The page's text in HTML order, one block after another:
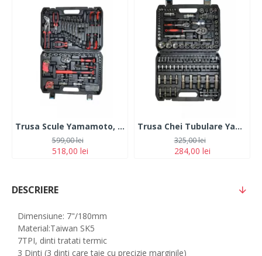
Trusa Scule Yamamoto, 92 Piese
518,00 lei
599,00 lei
Trusa Chei Tubulare Yamamoto, 108 piese
284,00 lei
325,00 lei
DESCRIERE
Dimensiune: 7"/180mm
Material:Taiwan SK5
7TPI, dinti tratati termic
3 Dinti (3 dinti care taie cu precizie marginile)